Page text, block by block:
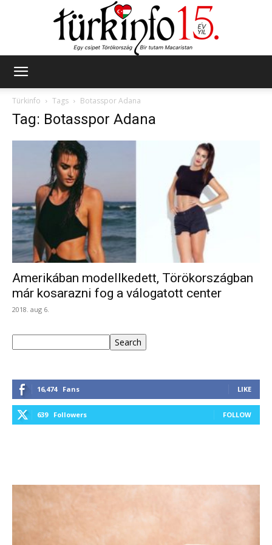
Türkinfo
Tags Botasspor Adana
Tag: Botasspor Adana
Amerikában modellkedett, Törökországban
már kosarazni fog a válogatott center
2018. aug 6.
Search
16,474 Fans LIKE
639 Followers FOLLOW